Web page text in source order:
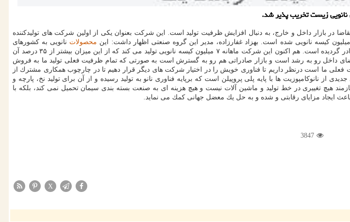
در بازار داخل و خارج، به دنبال افزایش ظرفیت تولید است. این شركت بعنوان یكی از اولین شركت های تولیدكننده
محصولات نانویی به كشورهای
تاجیكستان، عمان، تركمنستان، ارمنستان، آذربایجان، عراق، سوریه، قزاقستان، گرجستان و ازبكستان صادر گردیده است. هم اكنون این شركت ماهانه ۷ میلیون كیسه نانویی تولید می كند كه از این میزان بیشتر از ۳۵ درصد آن
داخل رو به رشد است و بازار صادراتی هم رو به گسترش است به صورتی كه تمام ظرفیت فعلی تولید ما به فروش
ما است درنظر داریم تا فناوری خویش را در اختیار شركت های دیگر قرار دهیم تا در چارچوب همكاری مشترك از
نانوكامپوزیت ها با پایه پلی پروپیلن است كه برپایه فناوری نانو به تولید رسیده و از آن برای تولید نخ، پارچه و
هیچ تغییری در خط تولید و ماشین آلات نیست و هیچ هزینه ای به صنعت بسته بندی سیمان تحمیل نمی كند، بلكه با
ایجاد مزایای رقابتی و شده و به حل یك معضل جهانی كمك می نماید.
3847
X